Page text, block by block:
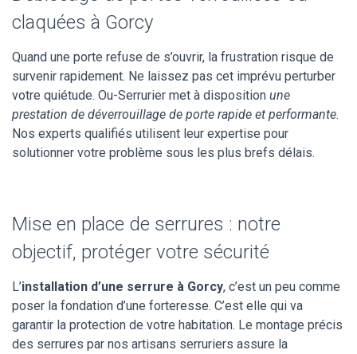
claquées à Gorcy
Quand une porte refuse de s’ouvrir, la frustration risque de
survenir rapidement. Ne laissez pas cet imprévu perturber
votre quiétude. Ou-Serrurier met à disposition une
prestation de déverrouillage de porte rapide et performante.
Nos experts qualifiés utilisent leur expertise pour
solutionner votre problème sous les plus brefs délais.
Mise en place de serrures : notre
objectif, protéger votre sécurité
L’installation d’une serrure à Gorcy, c’est un peu comme
poser la fondation d’une forteresse. C’est elle qui va
garantir la protection de votre habitation. Le montage précis
des serrures par nos artisans serruriers assure la